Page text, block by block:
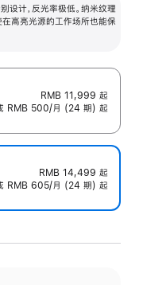
设计，反光率极低。纳米纹理
在高亮光源的工作场所也能保
RMB 11,999 起
RMB 500/月 (24 期) 起
RMB 14,499 起
RMB 605/月 (24 期) 起